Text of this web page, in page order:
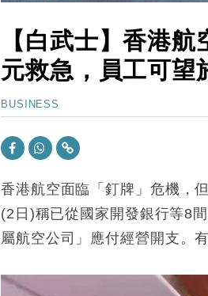
【白武士】香港
元救急，員工可望
BUSINESS
香港航空面臨「釘牌」危機，
(2日)稱已從國家開發銀行等8
屬航空公司」應付經營開支。